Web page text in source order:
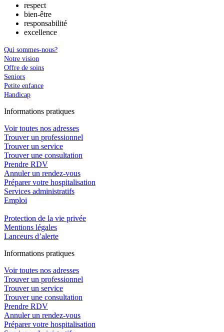
respect
bien-être
responsabilité
excellence
Qui sommes-nous?
Notre vision
Offre de soins
Seniors
Petite enfance
Handicap
Informations pratiques
Voir toutes nos adresses
Trouver un professionnel
Trouver un service
Trouver une consultation
Prendre RDV
Annuler un rendez-vous
Préparer votre hospitalisation
Services administratifs
Emploi​
Protection de la vie privée
Mentions légales
Lanceurs d’alerte
Informations pratiques
Voir toutes nos adresses
Trouver un professionnel
Trouver un service
Trouver une consultation
Prendre RDV
Annuler un rendez-vous
Préparer votre hospitalisation